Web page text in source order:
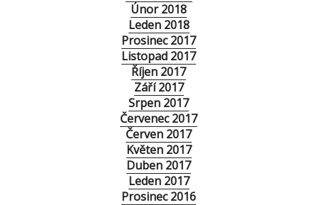
Únor 2018
Leden 2018
Prosinec 2017
Listopad 2017
Říjen 2017
Září 2017
Srpen 2017
Červenec 2017
Červen 2017
Květen 2017
Duben 2017
Leden 2017
Prosinec 2016